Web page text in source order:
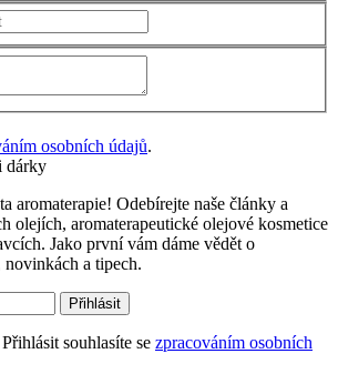
osobních údajů.
dárky
aromaterapie! Odebírejte naše články a
olejích, aromaterapeutické olejové kosmetice
Jako první vám dáme vědět o
a tipech.
Přihlásit
souhlasíte se zpracováním osobních